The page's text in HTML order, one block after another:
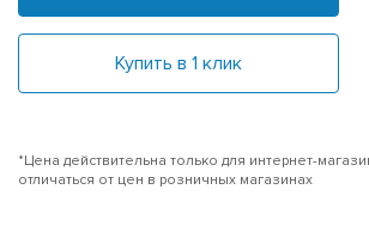
Купить в 1 клик
*Цена действительна только для интернет-
отличаться от цен в розничных магазинах